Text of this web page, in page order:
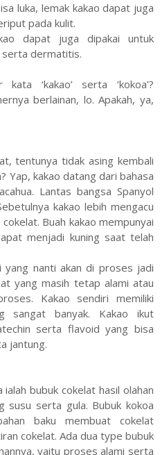
luka, lemak kakao dapat juga
pada kulit.
dapat juga dipakai untuk
serta dermatitis.
‘kakao’ serta ‘kokoa’?
berlainan, lo. Apakah, ya,
tentunya tidak asing kembali
Yap, kakao datang dari bahasa
Lantas bangsa Spanyol
kakao lebih mengacu
Buah kakao mempunyai
menjadi kuning saat telah
yang nanti akan di proses jadi
yang masih tetap alami atau
Kakao sendiri memiliki
sangat banyak. Kakao ikut
serta flavoid yang bisa
jantung.
bubuk cokelat hasil olahan
susu serta gula. Bubuk kokoa
baku membuat cokelat
cokelat. Ada dua type bubuk
yaitu proses alami serta